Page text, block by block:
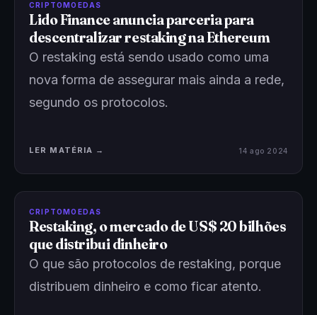
CRIPTOMOEDAS
Lido Finance anuncia parceria para
descentralizar restaking na Ethereum
O restaking está sendo usado como uma
nova forma de assegurar mais ainda a rede,
segundo os protocolos.
LER MATÉRIA → 14 ago 2024
CRIPTOMOEDAS
Restaking, o mercado de US$ 20 bilhões
que distribui dinheiro
O que são protocolos de restaking, porque
distribuem dinheiro e como ficar atento.